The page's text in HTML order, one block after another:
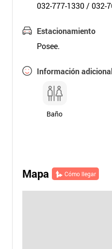
032-777-1330 / 032-
Estacionamiento
Posee.
Información
Baño
Mapa Cómo llegar